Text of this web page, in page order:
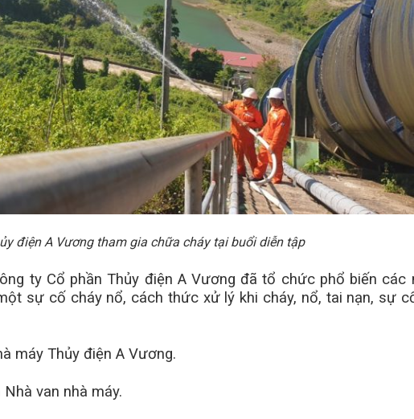
điện A Vương tham gia chữa cháy tại buổi diễn tập
ty Cổ phần Thủy điện A Vương đã tổ chức phổ biến các
sự cố cháy nổ, cách thức xử lý khi cháy, nổ, tai nạn, sự
máy Thủy điện A Vương.
van nhà máy.